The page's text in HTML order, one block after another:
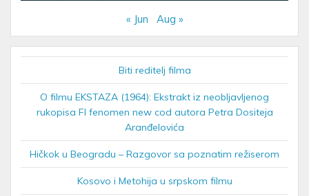
« Jun Aug »
Biti reditelj filma
O filmu EKSTAZA (1964): Ekstrakt iz neobljavljenog
rukopisa FI fenomen new cod autora Petra Dositeja
Aranđelovića
Hičkok u Beogradu – Razgovor sa poznatim režiserom
Kosovo i Metohija u srpskom filmu